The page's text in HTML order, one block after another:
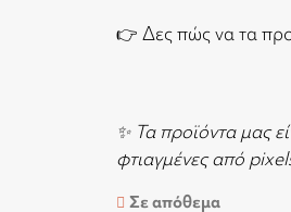
👉 Δες πώς να τα
✨ Τα προϊόντα μας
φτιαγμένες από
Σε απόθεμα